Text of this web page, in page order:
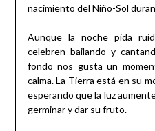
nacimiento del Niño-Sol
Aunque la noche pida
celebren bailando y
fondo nos gusta un
calma. La Tierra está en su
esperando que la luz
germinar y dar su fruto.